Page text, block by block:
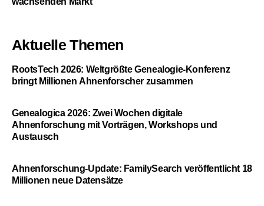
Aktuelle Themen
RootsTech 2026: Weltgrößte Genealogie-Konferenz
bringt Millionen Ahnenforscher zusammen
Genealogica 2026: Zwei Wochen digitale
Ahnenforschung mit Vorträgen, Workshops und
Austausch
Ahnenforschung-Update: FamilySearch veröffentlicht 18
Millionen neue Datensätze